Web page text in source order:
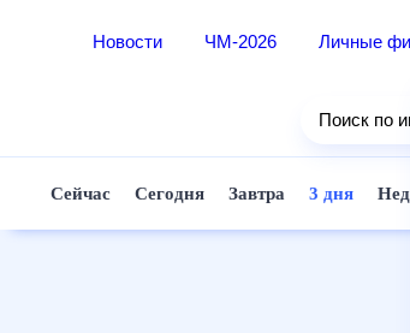
Новости ЧМ-2026 Личные
Поиск по
Сейчас Сегодня Завтра 3 дня